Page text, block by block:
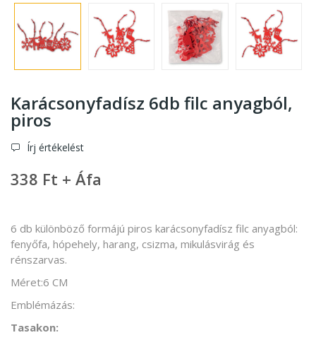
Karácsonyfadísz 6db filc anyagból,
piros
Írj értékelést
338 Ft + Áfa
6 db különböző formájú piros karácsonyfadísz filc anyagból:
fenyőfa, hópehely, harang, csizma, mikulásvirág és
rénszarvas.
Méret:6 CM
Emblémázás:
Tasakon: